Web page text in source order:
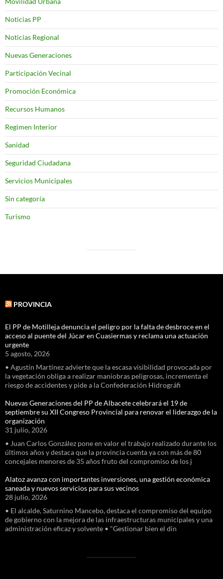
Noticias PP
Noticias Regional
Nuevas Generaciones
Participación Vecinal
Promoción Económica
Recursos Humanos
Regimen Interior
Sanidad
Seguridad Ciudadana
Servicios Municipales
Sin categoría
Turismo
PROVINCIA
El PP de Motilleja denuncia el peligro por la falta de desbroce en el
acceso al puente del Júcar en Cuasiermas y reclama una actuación
urgente
5 agosto, 2026
• Agustín Martínez advierte que la escasa visibilidad provocada por
la vegetación obliga a realizar maniobras peligrosas, incrementa el
riesgo de accidentes y pide a la Confederación Hidrográfi
Nuevas Generaciones del PP de Albacete celebrará el 19 de
septiembre su XII Congreso Provincial para renovar el liderazgo de la
organización
31 julio, 2026
• Juan Carlos González pone en valor el trabajo realizado durante los
últimos años y destaca que la provincia cuenta ya con más de 80
concejales menores de 35 años fruto del compromiso de los j
Alatoz avanza con importantes inversiones, una gestión económica
saneada y nuevos servicios para sus vecinos
28 julio, 2026
• El alcalde, Saturnino Mancebo, destaca el compromiso del equipo
de gobierno con la mejora de las infraestructuras municipales y una
administración eficaz y solvente • "Gestionar bien el din